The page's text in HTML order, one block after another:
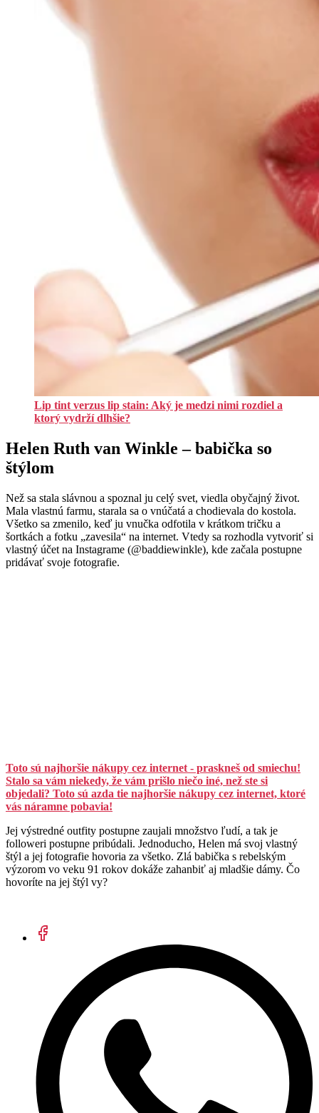
Lip tint verzus lip stain: Aký je medzi nimi rozdiel a
ktorý vydrží dlhšie?
Helen Ruth van Winkle – babička so
štýlom
Než sa stala slávnou a spoznal ju celý svet, viedla obyčajný život.
Mala vlastnú farmu, starala sa o vnúčatá a chodievala do kostola.
Všetko sa zmenilo, keď ju vnučka odfotila v krátkom tričku a
šortkách a fotku „zavesila“ na internet. Vtedy sa rozhodla vytvoriť si
vlastný účet na Instagrame (@baddiewinkle), kde začala postupne
pridávať svoje fotografie.
Toto sú najhoršie nákupy cez internet - praskneš od smiechu!
Stalo sa vám niekedy, že vám prišlo niečo iné, než ste si
objedali? Toto sú azda tie najhoršie nákupy cez internet, ktoré
vás náramne pobavia!
Jej výstredné outfity postupne zaujali množstvo ľudí, a tak je
followeri postupne pribúdali. Jednoducho, Helen má svoj vlastný
štýl a jej fotografie hovoria za všetko. Zlá babička s rebelským
výzorom vo veku 91 rokov dokáže zahanbiť aj mladšie dámy. Čo
hovoríte na jej štýl vy?